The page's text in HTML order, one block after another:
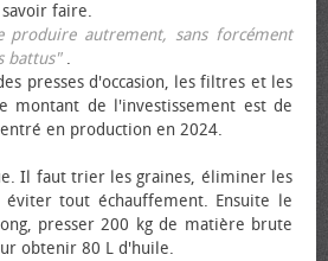
faire.
produire autrement, sans forcément
battus".
presses d'occasion, les filtres et les
montant de l'investissement est de
en production en 2024.
Il faut trier les graines, éliminer les
éviter tout échauffement. Ensuite le
presser 200 kg de matière brute
obtenir 80 L d'huile.